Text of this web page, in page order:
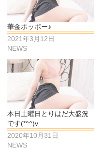
華金ポッポー♪
2021年3月12日
NEWS
本日土曜日とりはだ大盛況
です(*^^)v
2020年10月31日
NEWS